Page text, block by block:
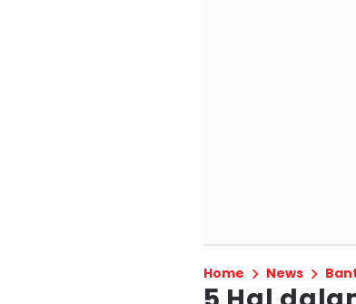
Home News